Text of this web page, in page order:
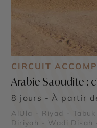
CIRCUIT
Arabie Saoudite :
8 jours - À partir
AlUla - Riyad -
Diriyah - Wadi Disah